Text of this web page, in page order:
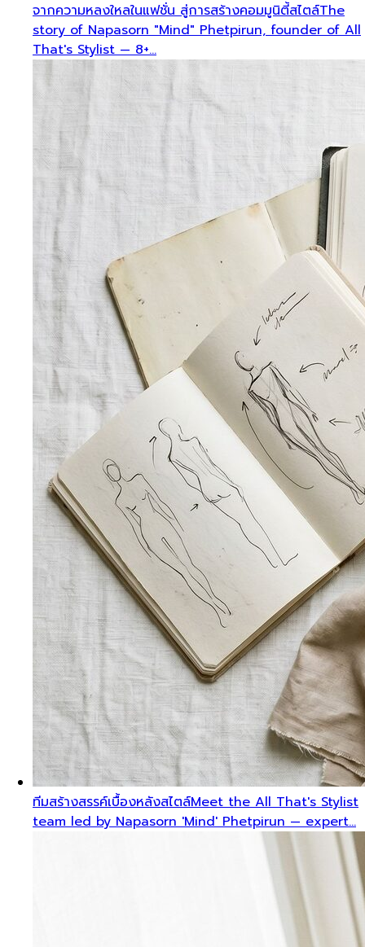
จากความหลงใหลในแฟชั่น สู่การสร้างคอมมูนิตี้สไตล์The
story of Napasorn "Mind" Phetpirun, founder of All
That's Stylist — 8+…
ทีมสร้างสรรค์เบื้องหลังสไตล์Meet the All That's Stylist
team led by Napasorn 'Mind' Phetpirun — expert…